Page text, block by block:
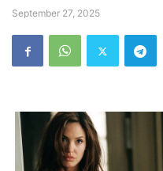
September 27, 2025